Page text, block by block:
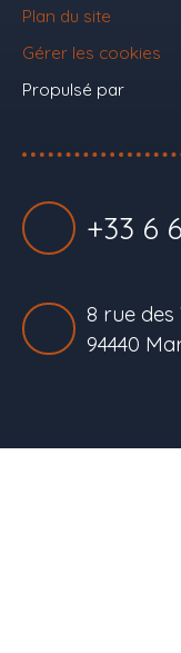
Plan du site
Gérer les cookies
Propulsé par
+33 6
8 rue
94440